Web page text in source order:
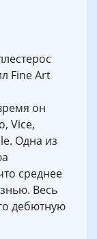
Fine Art
он
Vice,
Одна из
среднее
Весь
дебютную